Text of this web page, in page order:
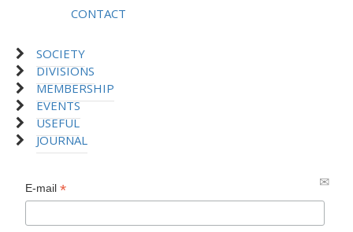
CONTACT
SOCIETY
DIVISIONS
MEMBERSHIP
EVENTS
USEFUL
JOURNAL
E-mail*